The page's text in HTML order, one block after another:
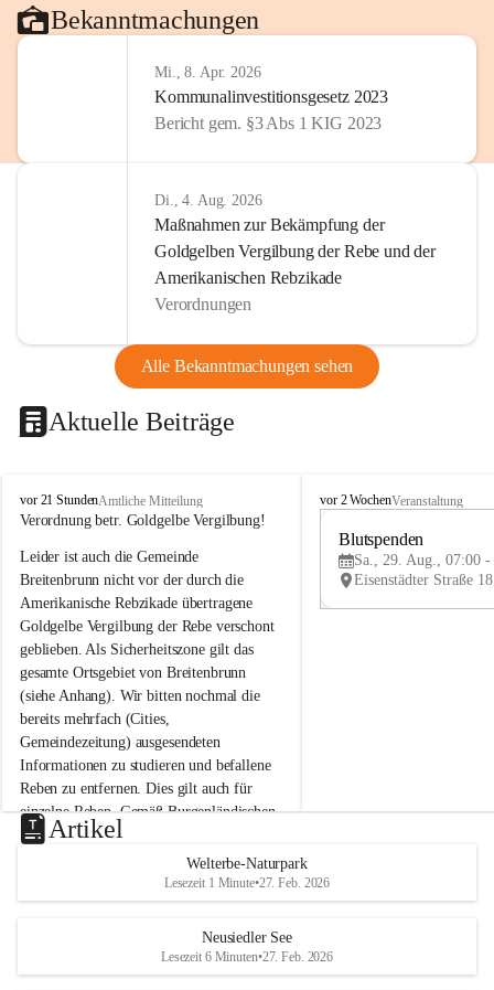
Bekanntmachungen
Mi., 8. Apr. 2026
Kommunalinvestitionsgesetz 2023
Bericht gem. §3 Abs 1 KIG 2023
Di., 4. Aug. 2026
Maßnahmen zur Bekämpfung der
Goldgelben Vergilbung der Rebe und der
Amerikanischen Rebzikade
Verordnungen
Alle Bekanntmachungen sehen
Aktuelle Beiträge
B
r
i
t
e
n
b
r
u
n
n
a
m
N
e
u
s
d
S
vor 21 StundenAmtliche Mitteilung
Verordnung betr. Goldgelbe Vergilbung!
Leider ist auch die Gemeinde
Breitenbrunn nicht vor der durch die
Amerikanische Rebzikade übertragene
Goldgelbe Vergilbung der Rebe verschont
geblieben. Als Sicherheitszone gilt das
gesamte Ortsgebiet von Breitenbrunn
(siehe Anhang). Wir bitten nochmal die
bereits mehrfach (Cities,
Gemeindezeitung) ausgesendeten
Informationen zu studieren und befallene
Reben zu entfernen. Dies gilt auch für
einzelne Reben. Gemäß Burgenländischen
Weinbaugesetz sind nicht gepflegte oder
unzulässige Weingärten zu roden! Bitte
helfen wir zusammen um unsere Winzer
vor den prognostizierten Ernteausfällen
und den daraus folgenden wirtschaftlichen
B
e
u
e
d
r
S
vor 2 WochenVeranstaltung
Blutspenden
Sa., 29. Aug., 07:00 -
Artikel
Welterbe-Naturpark
Lesezeit 1 Minute•27. Feb. 2026
Neusiedler See
Lesezeit 6 Minuten•27. Feb. 2026